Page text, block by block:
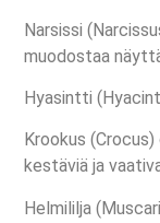
Narsissi
muodostaa
Hyasintti
Krookus
kestäviä ja
Helmililja